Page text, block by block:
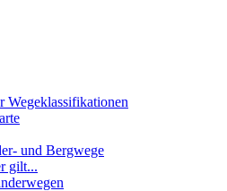
Wegeklassifikationen
und Bergwege
gilt...